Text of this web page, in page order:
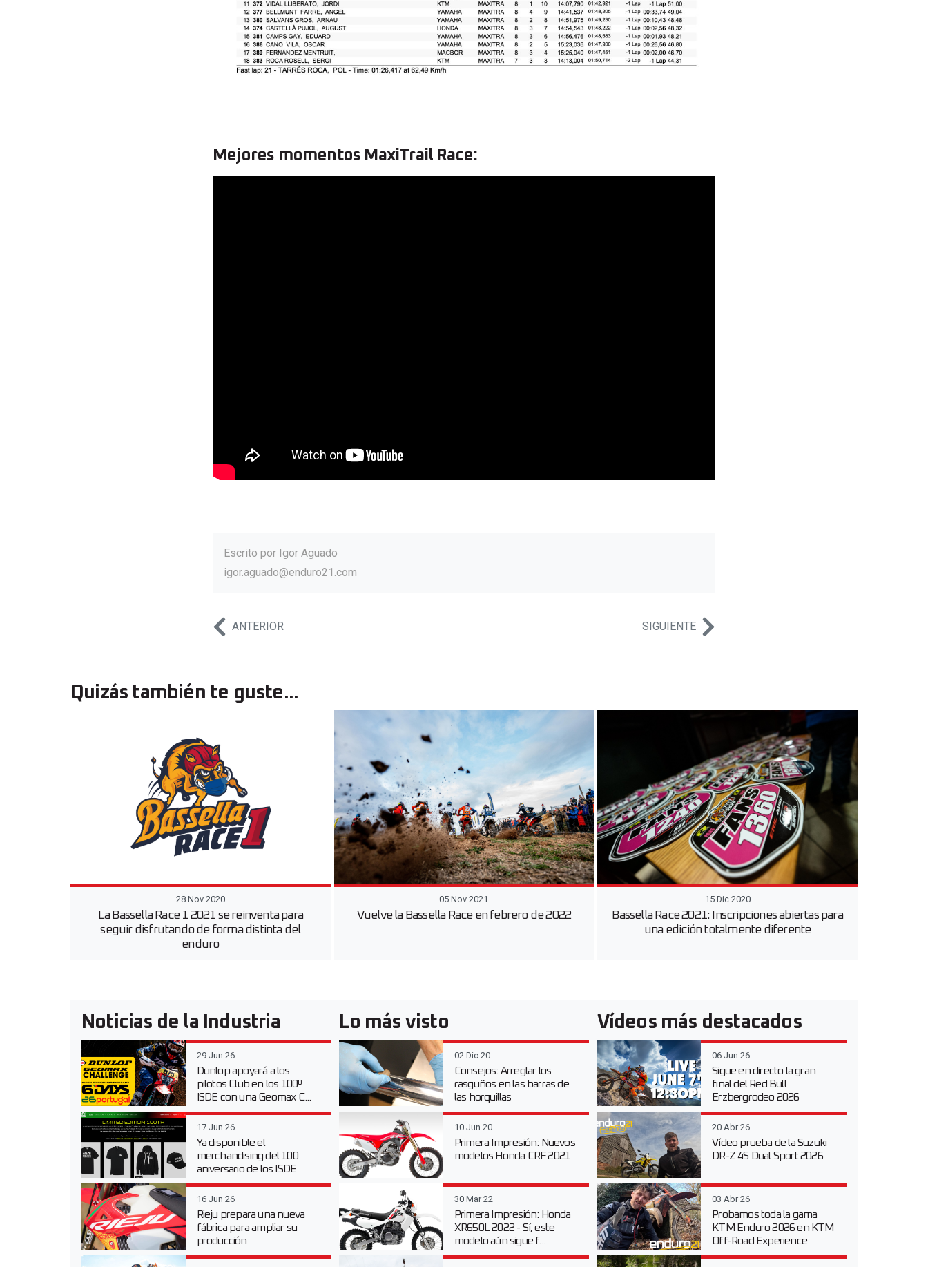
Mejores momentos MaxiTrail Race:
Escrito por Igor Aguado
igor.aguado@enduro21.com
ANTERIOR SIGUIENTE
Quizás también te guste...
28 Nov 2020
La Bassella Race 1 2021 se reinventa para
seguir disfrutando de forma distinta del
enduro
05 Nov 2021
Vuelve la Bassella Race en febrero de 2022
15 Dic 2020
Bassella Race 2021: Inscripciones abiertas para
una edición totalmente diferente
Noticias de la Industria
29 Jun 26
Dunlop apoyará a los
pilotos Club en los 100º
ISDE con una Geomax C...
17 Jun 26
Ya disponible el
merchandising del 100
aniversario de los ISDE
16 Jun 26
Rieju prepara una nueva
fábrica para ampliar su
producción
Lo más visto
02 Dic 20
Consejos: Arreglar los
rasguños en las barras de
las horquillas
10 Jun 20
Primera Impresión: Nuevos
modelos Honda CRF 2021
30 Mar 22
Primera Impresión: Honda
XR650L 2022 - Sí, este
modelo aún sigue f...
Vídeos más destacados
06 Jun 26
Sigue en directo la gran
final del Red Bull
Erzbergrodeo 2026
20 Abr 26
Vídeo prueba de la Suzuki
DR-Z 4S Dual Sport 2026
03 Abr 26
Probamos toda la gama
KTM Enduro 2026 en KTM
Off-Road Experience